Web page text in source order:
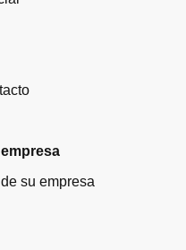
su empresa